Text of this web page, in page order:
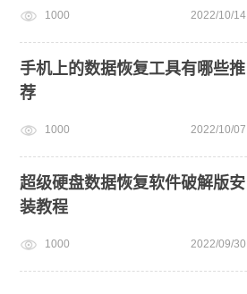
1000 2022/10/14
手机上的数据恢复工具有哪些推
荐
1000 2022/10/07
超级硬盘数据恢复软件破解版安
装教程
1000 2022/09/30